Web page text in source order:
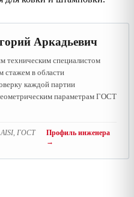
Аркадьевич
техническим специалистом
в области
каждой партии
параметрам ГОСТ
ГОСТ
Профиль инженера
→